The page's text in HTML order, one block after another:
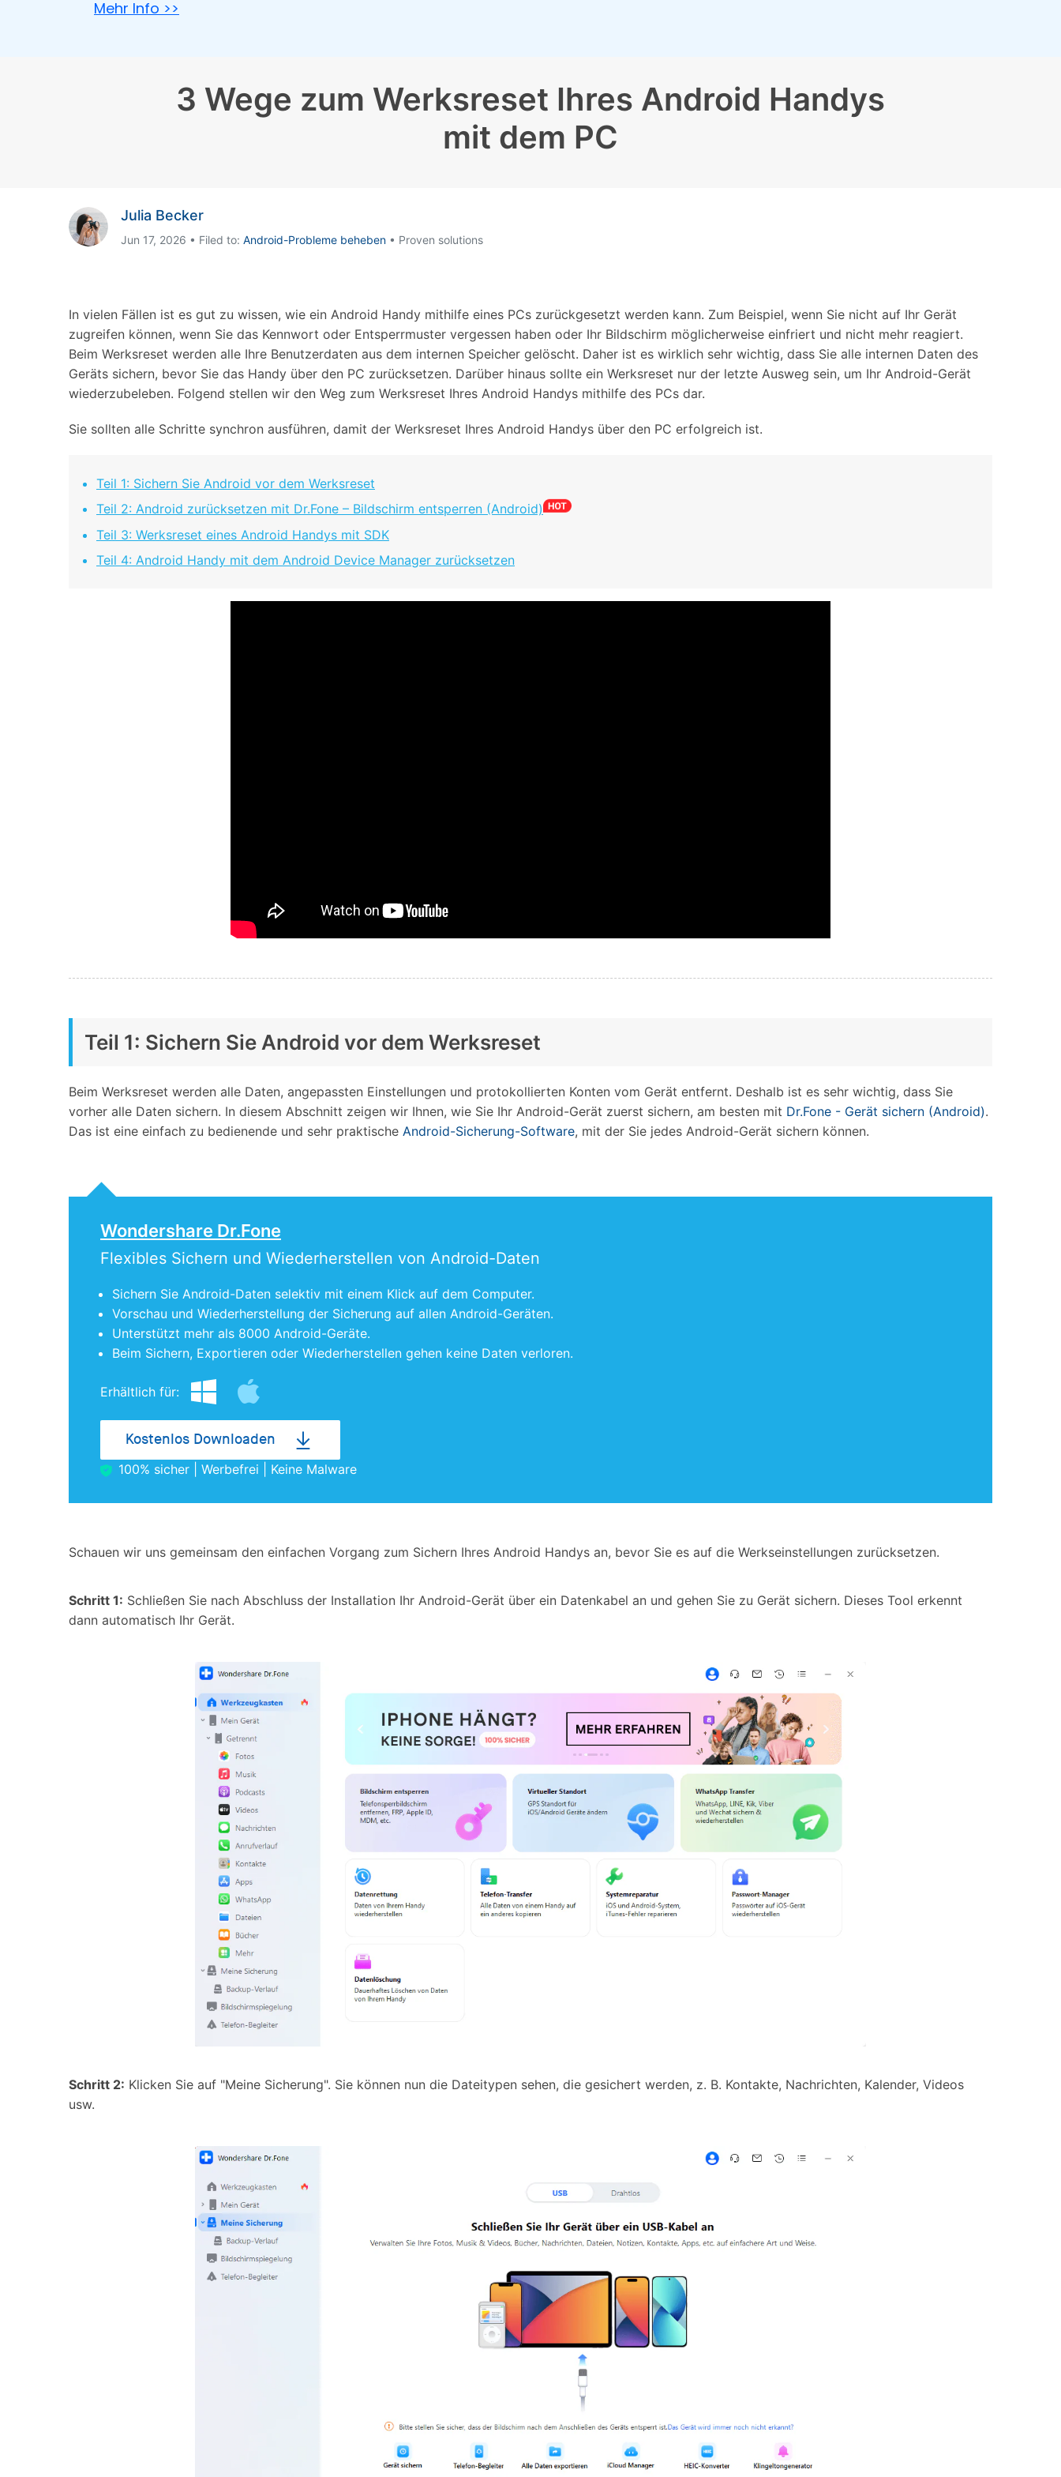
Android-Systemreparatur
Telefondatenlöscher
Telefon-zu-Telefon-
Übertragung
Jetzt online starten
WhatsApp Business-Übertragung
Leitfaden zum Weiterverkauf alter Smartphones
Expertentipps und aktuelle
Neuigkeiten rund um
Wir helfen Ihnen gerne bei technischen Fragen oder
Fragen zu Ihrem Konto.
Mehr Info >>
3 Wege zum Werksreset Ihres Android Handys
mit dem PC
Julia Becker
Jun 17, 2026 • Filed to: Android-Probleme beheben • Proven solutions
In vielen Fällen ist es gut zu wissen, wie ein Android Handy mithilfe eines PCs zurückgesetzt werden kann. Zum Beispiel, wenn Sie nicht auf Ihr Gerät
zugreifen können, wenn Sie das Kennwort oder Entsperrmuster vergessen haben oder Ihr Bildschirm möglicherweise einfriert und nicht mehr reagiert.
Beim Werksreset werden alle Ihre Benutzerdaten aus dem internen Speicher gelöscht. Daher ist es wirklich sehr wichtig, dass Sie alle internen Daten des
Geräts sichern, bevor Sie das Handy über den PC zurücksetzen. Darüber hinaus sollte ein Werksreset nur der letzte Ausweg sein, um Ihr Android-Gerät
wiederzubeleben. Folgend stellen wir den Weg zum Werksreset Ihres Android Handys mithilfe des PCs dar.
Sie sollten alle Schritte synchron ausführen, damit der Werksreset Ihres Android Handys über den PC erfolgreich ist.
Teil 1: Sichern Sie Android vor dem Werksreset
Teil 2: Android zurücksetzen mit Dr.Fone – Bildschirm entsperren (Android)
Teil 3: Werksreset eines Android Handys mit SDK
Teil 4: Android Handy mit dem Android Device Manager zurücksetzen
Teil 1: Sichern Sie Android vor dem Werksreset
Beim Werksreset werden alle Daten, angepassten Einstellungen und protokollierten Konten vom Gerät entfernt. Deshalb ist es sehr wichtig, dass Sie
vorher alle Daten sichern. In diesem Abschnitt zeigen wir Ihnen, wie Sie Ihr Android-Gerät zuerst sichern, am besten mit Dr.Fone - Gerät sichern (Android).
Das ist eine einfach zu bedienende und sehr praktische Android-Sicherung-Software, mit der Sie jedes Android-Gerät sichern können.
Wondershare Dr.Fone
Flexibles Sichern und Wiederherstellen von Android-Daten
Sichern Sie Android-Daten selektiv mit einem Klick auf dem Computer.
Vorschau und Wiederherstellung der Sicherung auf allen Android-Geräten.
Unterstützt mehr als 8000 Android-Geräte.
Beim Sichern, Exportieren oder Wiederherstellen gehen keine Daten verloren.
Erhältlich für:
Kostenlos Downloaden
100% sicher | Werbefrei | Keine Malware
Schauen wir uns gemeinsam den einfachen Vorgang zum Sichern Ihres Android Handys an, bevor Sie es auf die Werkseinstellungen zurücksetzen.
Schritt 1: Schließen Sie nach Abschluss der Installation Ihr Android-Gerät über ein Datenkabel an und gehen Sie zu Gerät sichern. Dieses Tool erkennt
dann automatisch Ihr Gerät.
Schritt 2: Klicken Sie auf "Meine Sicherung". Sie können nun die Dateitypen sehen, die gesichert werden, z. B. Kontakte, Nachrichten, Kalender, Videos
usw.